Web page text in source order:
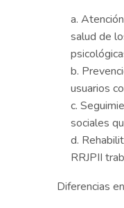
salud de
usuarios
sociales
RRJPII
Diferencias